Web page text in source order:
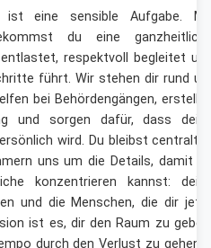
ist eine sensible Aufgabe.
du eine
respektvoll begleitet
führt. Wir stehen dir rund
bei Behördengängen,
und sorgen dafür, dass
wird. Du bleibst centralt
uns um die Details, damit
konzentrieren kannst:
und die Menschen, die dir
ist es, dir den Raum zu
durch den Verlust zu gehen